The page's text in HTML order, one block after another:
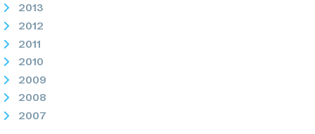
2013
2012
2011
2010
2009
2008
2007